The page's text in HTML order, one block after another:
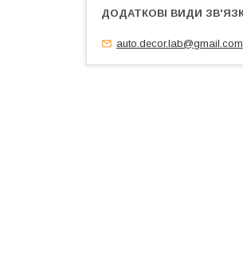
auto.decor.lab@gmail.com